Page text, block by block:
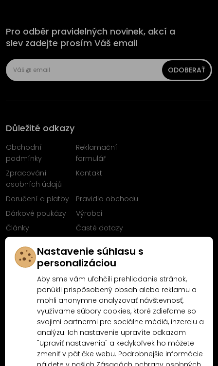
Pro odběr pravidelných novinek, akcí a
slev zadejte prosím Váš email
ODOBERAŤ
Důležité odkazy
Obchodní
podmínky
Reklamační
formulář
Zpracování
osobních údajů
Kontakt
Doručení a platby
Pravidla obchodu
Dárkové poukázy
Výrobci
Články
Časté dotazy
Facebooku
Proč nakoupit u MN-Modelář.cz
4.9/5(10481x) 4.5/5 (189x)
Nastavenie súhlasu s
personalizáciou
Aby sme vám uľahčili prehliadanie stránok,
ponúkli prispôsobený obsah alebo reklamu a
mohli anonymne analyzovať návštevnosť,
využívame súbory cookies, ktoré zdieľame so
svojimi partnermi pre sociálne médiá, inzerciu a
analýzu. Ich nastavenie upravíte odkazom
"Upraviť nastavenia" a kedykoľvek ho môžete
zmeniť v pätičke webu. Podrobnejšie informácie